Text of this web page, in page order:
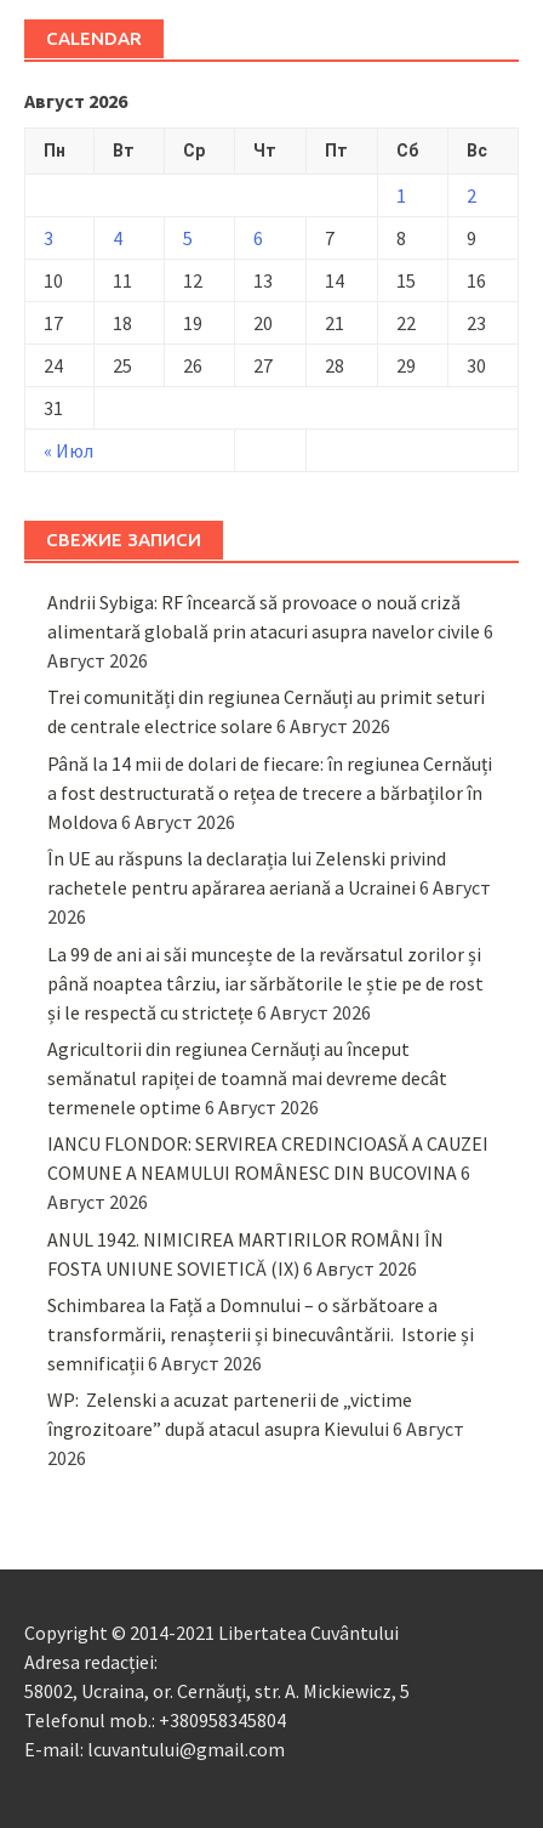
CALENDAR
Август 2026
Пн Вт Ср Чт Пт Сб Вс
« Июл
1
2
3
4 5 6 7 8
9
10
11 12 13 14 15
16
17
18 19 20 21 22
23
24
25 26 27 28 29
30
31
СВЕЖИЕ ЗАПИСИ
Andrii Sybiga: RF încearcă să provoace o nouă criză
alimentară globală prin atacuri asupra navelor civile 6
Август 2026
Trei comunități din regiunea Cernăuți au primit seturi
de centrale electrice solare 6 Август 2026
Până la 14 mii de dolari de fiecare: în regiunea Cernăuți
a fost destructurată o rețea de trecere a bărbaților în
Moldova 6 Август 2026
În UE au răspuns la declarația lui Zelenski privind
rachetele pentru apărarea aeriană a Ucrainei 6 Август
2026
La 99 de ani ai săi muncește de la revărsatul zorilor și
până noaptea târziu, iar sărbătorile le știe pe de rost
și le respectă cu strictețe 6 Август 2026
Agricultorii din regiunea Cernăuți au început
semănatul rapiței de toamnă mai devreme decât
termenele optime 6 Август 2026
IANCU FLONDOR: SERVIREA CREDINCIOASĂ A CAUZEI
COMUNE A NEAMULUI ROMÂNESC DIN BUCOVINA6
Август 2026
ANUL 1942. NIMICIREA MARTIRILOR ROMÂNI ÎN
FOSTA UNIUNE SOVIETICĂ (IX) 6 Август 2026
Schimbarea la Față a Domnului – o sărbătoare a
transformării, renașterii și binecuvântării. Istorie și
semnificații 6 Август 2026
WP: Zelenski a acuzat partenerii de „victime
îngrozitoare” după atacul asupra Kievului 6 Август
2026
Copyright © 2014-2021 Libertatea Cuvântului
Adresa redacției:
58002, Ucraina, or. Cernăuți, str. A. Mickiewicz, 5
Telefonul mob.: +380958345804
E-mail: lcuvantului@gmail.com